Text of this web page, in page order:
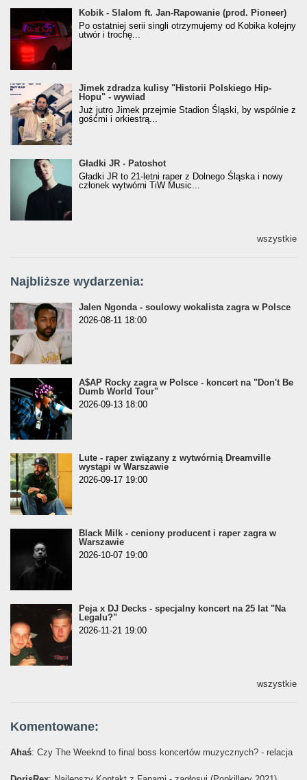
Kobik - Slalom ft. Jan-Rapowanie (prod. Pioneer)
[Official Music Visualiser]
Kobik - Slalom ft. Jan-Rapowanie (prod. Pioneer)
Po ostatniej serii singli otrzymujemy od Kobika kolejny
utwór i trochę...
Jimek zdradza kulisy "Historii Polskiego Hip-
Hopu" - wywiad
Jimek zdradza kulisy "Historii Polskiego Hip-
Hopu" - wywiad
Już jutro Jimek przejmie Stadion Śląski, by wspólnie z
gośćmi i orkiestrą...
Gładki JR - Patoshot
Gładki JR - Patoshot
Gładki JR to 21-letni raper z Dolnego Śląska i nowy
członek wytwórni TiW Music...
wszystkie
Najbliższe wydarzenia:
Jalen Ngonda - soulowy wokalista zagra w Polsce
2026-08-11 18:00
A$AP Rocky zagra w Polsce - koncert na "Don't Be
Dumb World Tour"
2026-09-13 18:00
Lute - raper związany z wytwórnią Dreamville
wystąpi w Warszawie
2026-09-17 19:00
Black Milk - ceniony producent i raper zagra w
Warszawie
2026-10-07 19:00
Peja x DJ Decks - specjalny koncert na 25 lat "Na
Legalu?"
2026-11-21 19:00
wszystkie
Komentowane:
Ahaś: Czy The Weeknd to final boss koncertów muzycznych? - relacja